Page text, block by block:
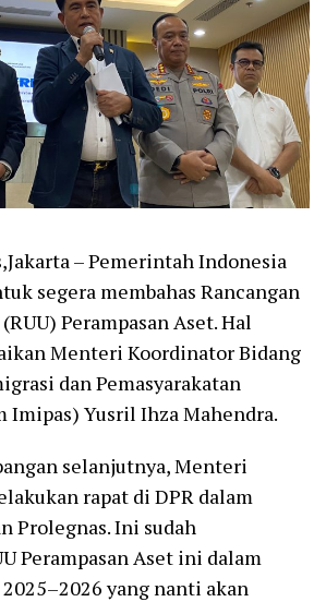
– Pemerintah Indonesia
segera membahas Rancangan
Perampasan Aset. Hal
Menteri Koordinator Bidang
dan Pemasyarakatan
Imipas) Yusril Ihza Mahendra.
selanjutnya, Menteri
rapat di DPR dalam
Prolegnas. Ini sudah
Perampasan Aset ini dalam
yang nanti akan